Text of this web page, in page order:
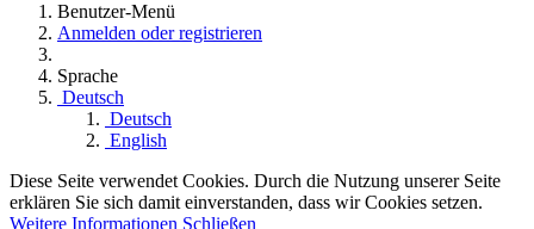
Benutzer-Menü
Anmelden oder registrieren
Sprache
Deutsch
Deutsch
English
Diese Seite verwendet Cookies. Durch die Nutzung unserer Seite
erklären Sie sich damit einverstanden, dass wir Cookies setzen.
Weitere Informationen Schließen